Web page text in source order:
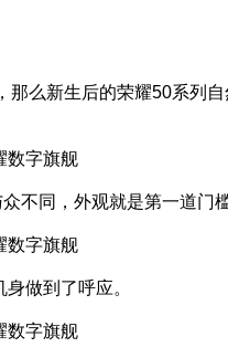
么新生后的荣耀50系列
不同，外观就是第一道门
做到了呼应。